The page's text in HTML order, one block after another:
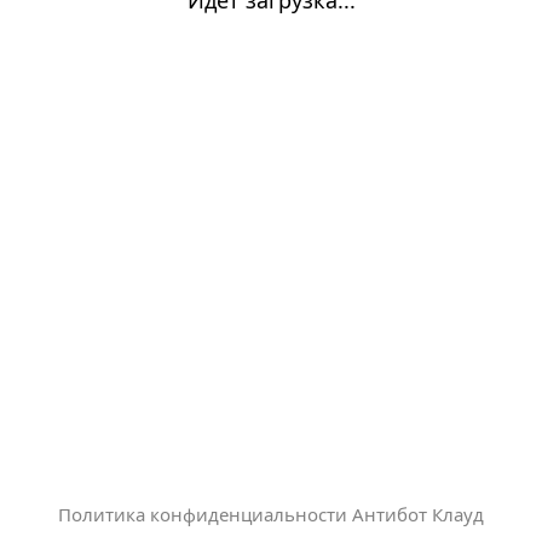
Политика конфиденциальности Антибот Клауд